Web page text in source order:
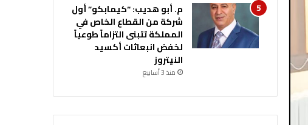
م. أبو هديب: “كيمابكو” أول
شركة من القطاع الخاص في
المملكة تتبنى التزاماً طوعياً
لخفض انبعاثات أكسيد
النيتروز
منذ 3 أسابيع